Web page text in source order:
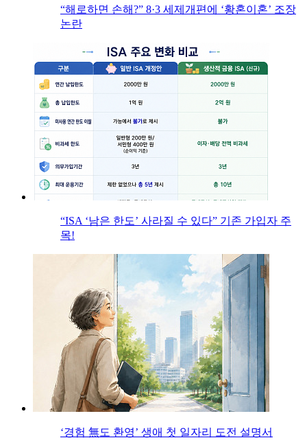
“해로하면 손해?” 8·3 세제개편에 ‘황혼이혼’ 조장
논란
“ISA ‘남은 한도’ 사라질 수 있다” 기존 가입자 주
목!
‘경험 無도 환영’ 생애 첫 일자리 도전 설명서